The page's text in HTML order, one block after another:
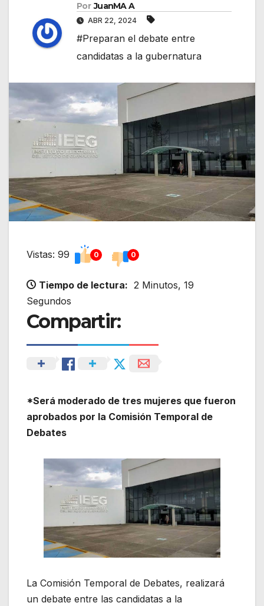
Por JuanMA A
ABR 22, 2024
#Preparan el debate entre
candidatas a la gubernatura
Vistas: 99 0 0
Tiempo de lectura: 2 Minutos, 19
Segundos
Compartir:
*Será moderado de tres mujeres que fueron
aprobados por la Comisión Temporal de
Debates
La Comisión Temporal de Debates, realizará
un debate entre las candidatas a la